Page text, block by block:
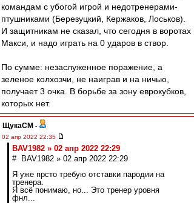
командам с убогой игрой и недотренерами-
птушниками (Березуцкий, Кержаков, Лоськов).
И защитникам не сказал, что сегодня в воротах
Макси, и надо играть на 0 ударов в створ.
По сумме: незаслуженное поражение, а
зеленое колхозчи, не наиграв и на ничью,
получает 3 очка. В борьбе за зону еврокубков,
которых нет.
ЩукаСМ -
02 апр 2022 22:35
BAV1982 » 02 апр 2022 22:29
# BAV1982 » 02 апр 2022 22:29
Я уже прсто требую отставки пародии на
тренера.
Я всё понимаю, но... Это тренер уровня
фнл...